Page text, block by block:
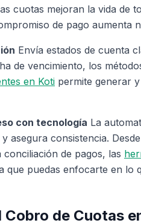
cuotas mejoran la vida de
de pago aumenta
Envía estados de cuenta
de vencimiento, los
en Koti permite generar
con tecnología La
asegura consistencia.
de pagos, las
que puedas enfocarte en lo
Cobro de Cuotas